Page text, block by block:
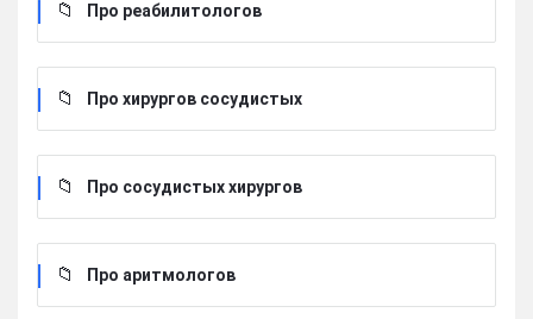
Про реабилитологов
Про хирургов сосудистых
Про сосудистых хирургов
Про аритмологов